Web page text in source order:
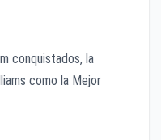
conquistados, la
como la Mejor